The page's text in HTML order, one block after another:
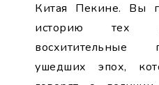
Китая Пекине. Вы
историю тех
восхитительные
ушедших эпох,